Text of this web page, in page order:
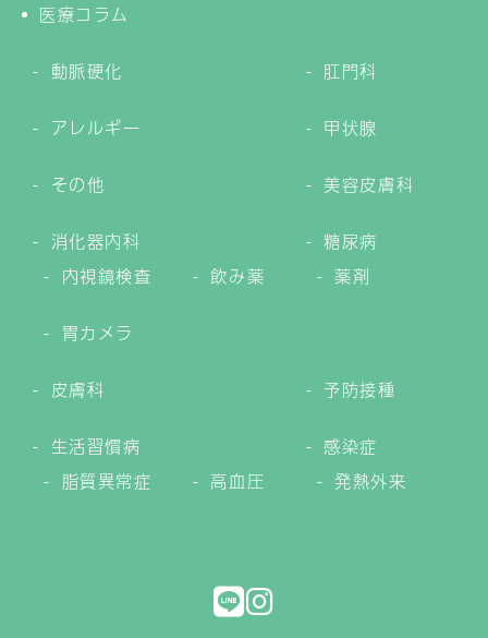
医療コラム
動脈硬化 肛門科
アレルギー 甲状腺
その他 美容皮膚科
消化器内科
内視鏡検査
飲み薬
胃カメラ
糖尿病
薬剤
皮膚科 予防接種
生活習慣病
脂質異常症
高血圧
感染症
発熱外来